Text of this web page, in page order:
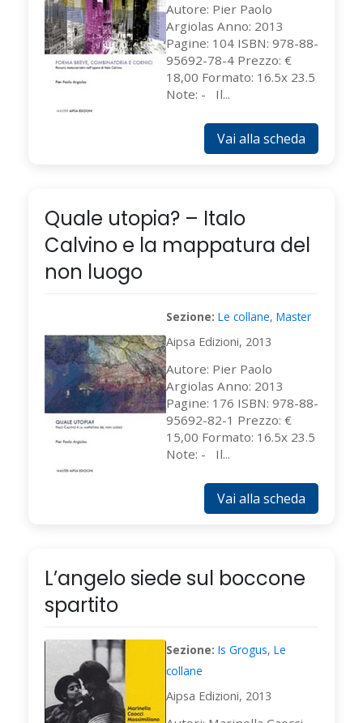
Autore: Pier Paolo
Argiolas Anno: 2013
Pagine: 104 ISBN: 978-88-
95692-78-4 Prezzo: €
18,00 Formato: 16.5x 23.5
Note: - Il...
Vai alla scheda
Quale utopia? – Italo
Calvino e la mappatura del
non luogo
Sezione: Le collane, Master
Aipsa Edizioni, 2013
Autore: Pier Paolo
Argiolas Anno: 2013
Pagine: 176 ISBN: 978-88-
95692-82-1 Prezzo: €
15,00 Formato: 16.5x 23.5
Note: - Il...
Vai alla scheda
L’angelo siede sul boccone
spartito
Sezione: Is Grogus, Le
collane
Aipsa Edizioni, 2013